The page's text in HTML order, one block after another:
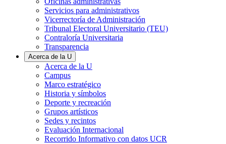
Servicios para administrativos
Vicerrectoría de Administración
Tribunal Electoral Universitario (TEU)
Contraloría Universitaria
Transparencia
Acerca de la U
Acerca de la U
Campus
Marco estratégico
Historia y símbolos
Deporte y recreación
Grupos artísticos
Sedes y recintos
Evaluación Internacional
Recorrido Informativo con datos UCR